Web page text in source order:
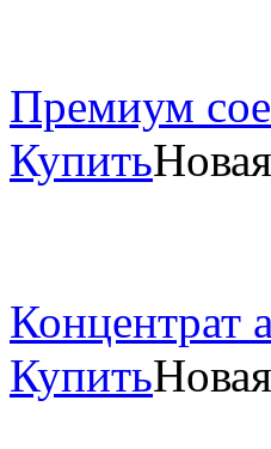
Премиум
Купить
Концентрат
Купить